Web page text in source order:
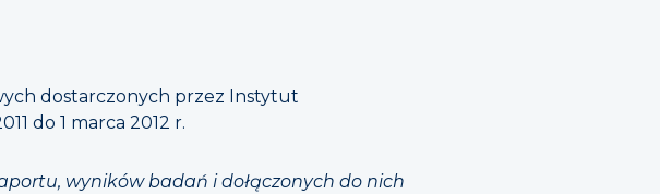
dostarczonych przez Instytut
do 1 marca 2012 r.
wyników badań i dołączonych do nich